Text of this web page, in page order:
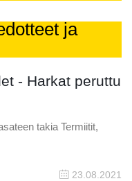
ja
- Harkat peruttu
takia Termiitit,
23.08.2021